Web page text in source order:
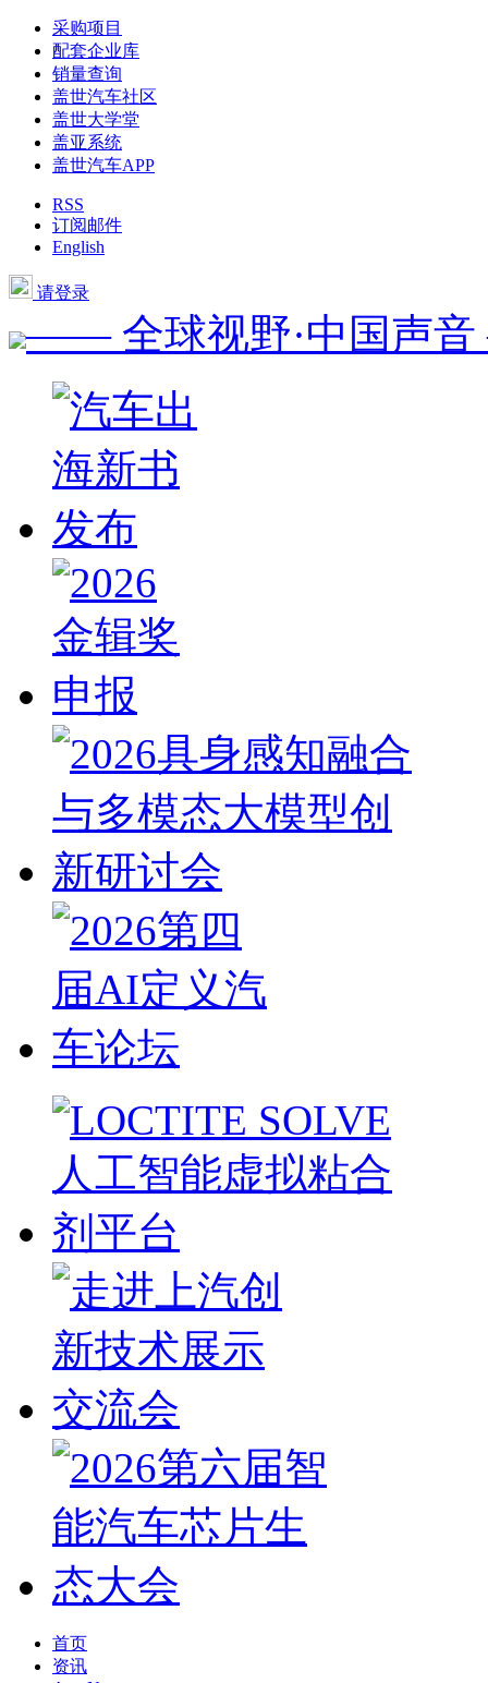
采购项目
配套企业库
销量查询
盖世汽车社区
盖世大学堂
盖亚系统
盖世汽车APP
RSS
订阅邮件
English
请登录
—— 全球视野·中国声
首页
资讯